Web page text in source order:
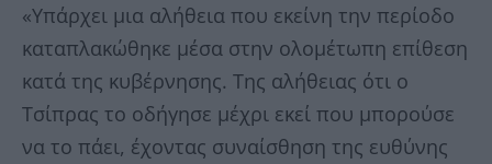
«Υπάρχει μια αλήθεια που εκείνη την περίοδο
καταπλακώθηκε μέσα στην ολομέτωπη επίθεση
κατά της κυβέρνησης. Της αλήθειας ότι ο
Τσίπρας το οδήγησε μέχρι εκεί που μπορούσε
να το πάει, έχοντας συναίσθηση της ευθύνης